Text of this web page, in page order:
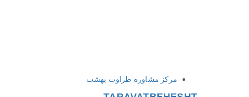
مرکز مشاوره طراوت بهشت